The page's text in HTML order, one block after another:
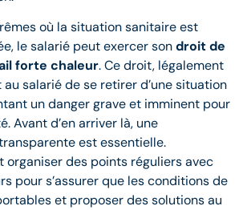
où la situation sanitaire est
le salarié peut exercer sondroit de
forte chaleur. Ce droit, légalement
salarié de se retirer d’une situation
un danger grave et imminent pour
Avant d’en arriver là, une
est essentielle.
organiser des points réguliers avec
pour s’assurer que les conditions de
et proposer des solutions au